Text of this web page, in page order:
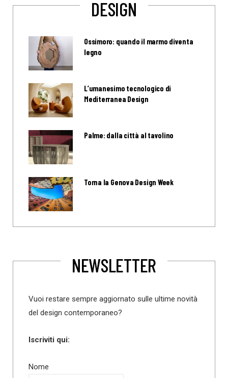
DESIGN
Ossimoro: quando il marmo diventa
legno
L’umanesimo tecnologico di
Mediterranea Design
Palme: dalla città al tavolino
Torna la Genova Design Week
NEWSLETTER
Vuoi restare sempre aggiornato sulle ultime novità
del design contemporaneo?
Iscriviti qui:
Nome